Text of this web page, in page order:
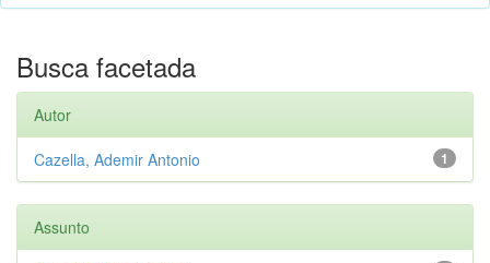
Busca facetada
Autor
1
Cazella, Ademir Antonio
Assunto